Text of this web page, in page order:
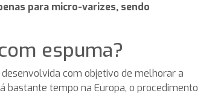
para micro-varizes, sendo
espuma?
com objetivo de melhorar a
bastante tempo na Europa, o procedimento